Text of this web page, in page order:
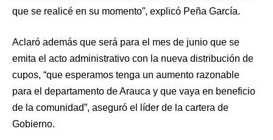
que se realicé en su momento”, explicó Peña García.
Aclaró además que será para el mes de junio que se
emita el acto administrativo con la nueva distribución de
cupos, “que esperamos tenga un aumento razonable
para el departamento de Arauca y que vaya en beneficio
de la comunidad”, aseguró el líder de la cartera de
Gobierno.